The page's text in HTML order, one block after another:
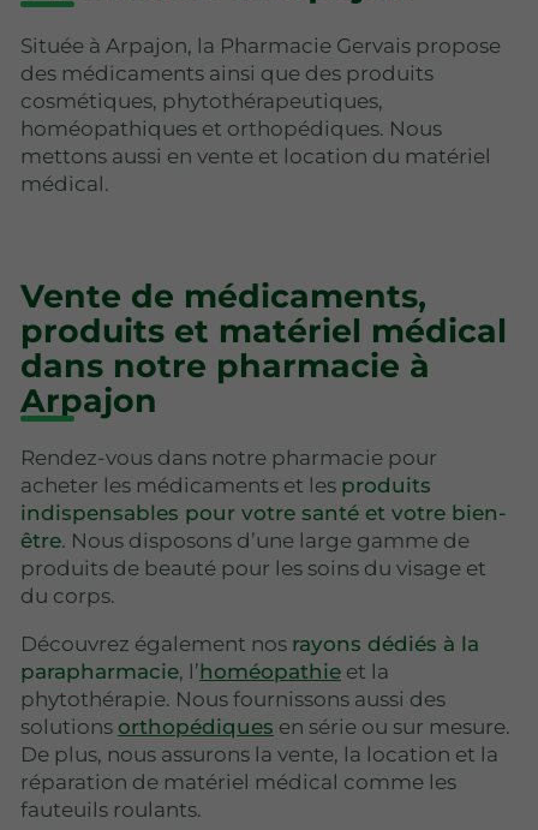
Située à Arpajon, la Pharmacie Gervais propose
des médicaments ainsi que des produits
cosmétiques, phytothérapeutiques,
homéopathiques et orthopédiques. Nous
mettons aussi en vente et location du matériel
médical.
Vente de médicaments,
produits et matériel médical
dans notre pharmacie à
Arpajon
Rendez-vous dans notre pharmacie pour
acheter les médicaments et les produits
indispensables pour votre santé et votre bien-
être. Nous disposons d’une large gamme de
produits de beauté pour les soins du visage et
du corps.
Découvrez également nos rayons dédiés à la
parapharmacie, l’homéopathie et la
phytothérapie. Nous fournissons aussi des
solutions orthopédiques en série ou sur mesure.
De plus, nous assurons la vente, la location et la
réparation de matériel médical comme les
fauteuils roulants.